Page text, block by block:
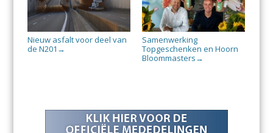
Nieuw asfalt voor deel van
de N201 →
Samenwerking
Topgeschenken en Hoorn
Bloommasters →